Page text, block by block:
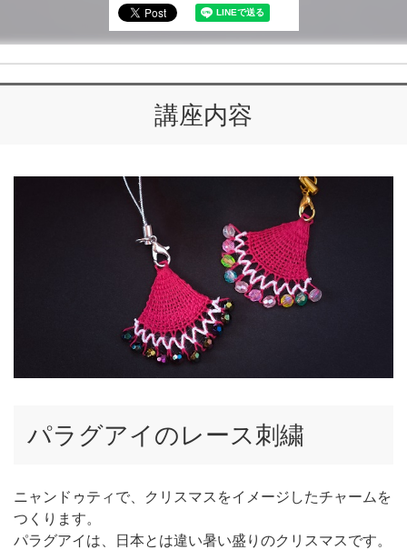
講座内容
パラグアイのレース刺繍
ニャンドゥティで、クリスマスをイメージしたチャームを
つくります。
パラグアイは、日本とは違い暑い盛りのクリスマスです。